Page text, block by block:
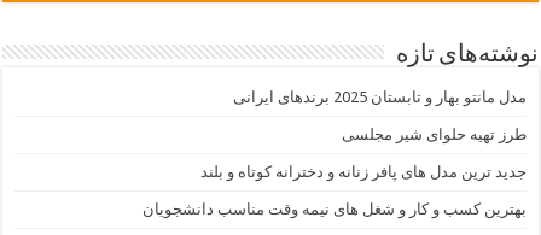
نوشته‌های تازه
مدل مانتو بهار و تابستان 2025 برندهای ایرانی
طرز تهیه حلوای شیر مجلسی
جدید ترین مدل های پافر زنانه و دخترانه کوتاه و بلند
بهترین کسب و کار و شغل های نیمه وقت مناسب دانشجویان